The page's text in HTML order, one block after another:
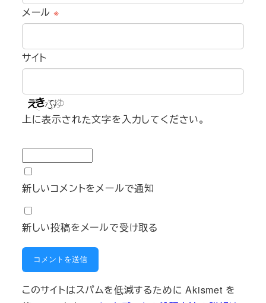
メール ※
サイト
上に表示された文字を入力してください。
新しいコメントをメールで通知
新しい投稿をメールで受け取る
このサイトはスパムを低減するために Akismet を